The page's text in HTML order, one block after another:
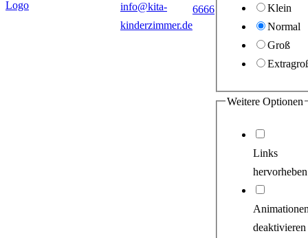
info@kita-
kinderzimmer.de
6666
Klein
Normal
Groß
Weitere Optionen
Links
hervorheben
deaktivieren